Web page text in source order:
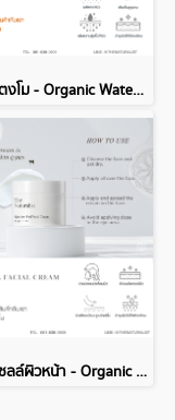
โทนเนอร์แตงโม - Organic Watermelon Gleam Toner
ครีมผลัดเซลล์ผิวหน้า - Organic Quickest Peel Facial Cream